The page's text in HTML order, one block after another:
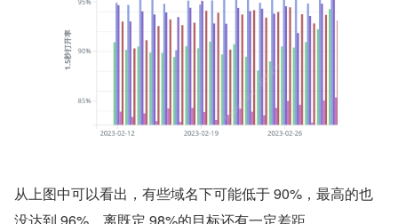
从上图中可以看出，有些域名下可能低于 90%，最高的也